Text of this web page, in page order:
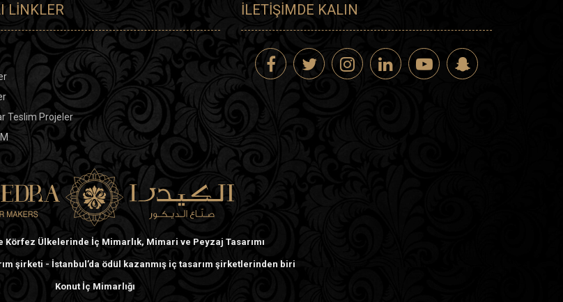
LINKLER
Teslim Projeler
İLETIŞIMDE KALIN
Körfez Ülkelerinde İç Mimarlık, Mimari ve Peyzaj Tasarımı
şirketi - İstanbul’da ödül kazanmış iç tasarım şirketlerinden biri
Konut İç Mimarlığı